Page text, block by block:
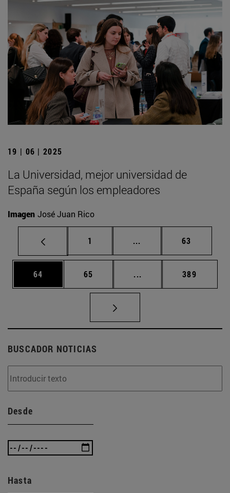
19 | 06 | 2025
La Universidad, mejor universidad de
España según los empleadores
Imagen José Juan Rico
Página
1 ... Páginas intermedias
Página
63
Página
64 Página
65 ... Páginas intermedias
Página
389
BUSCADOR NOTICIAS
Desde
Hasta